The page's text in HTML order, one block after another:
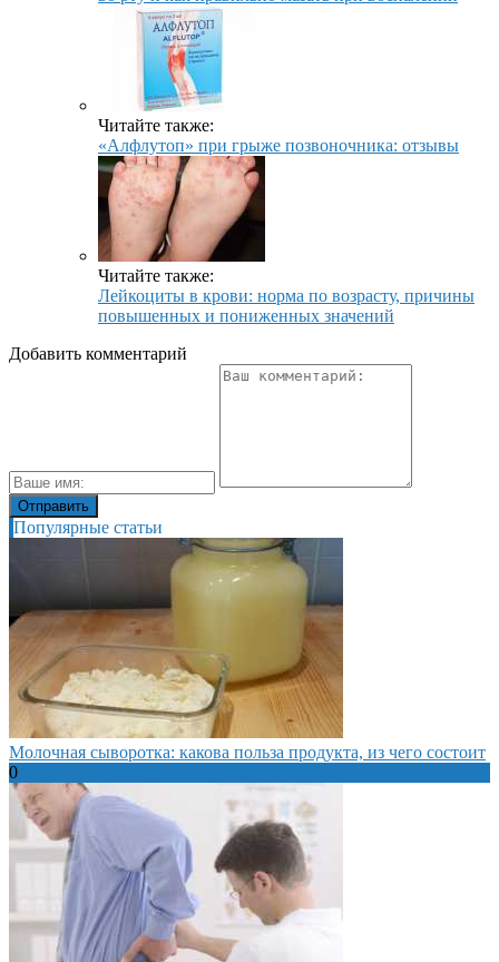
Читайте также:
«Алфлутоп» при грыже позвоночника: отзывы
Читайте также:
Лейкоциты в крови: норма по возрасту, причины
повышенных и пониженных значений
Добавить комментарий
Популярные статьи
Молочная сыворотка: какова польза продукта, из чего состоит
0